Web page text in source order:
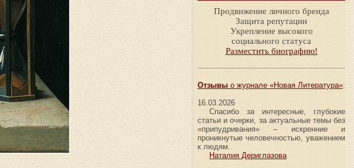
Продвижение личного бренда
Защита репутации
Укрепление высокого
социального статуса
Разместить биографию!
Отзывы о журнале «Новая Литература»:
16.03.2026
Спасибо за интересные, глубокие
статьи и очерки, за актуальные темы без
«припудривания» – искренние и
проникнутые человечностью, уважением
к людям.
Наталия Дериглазова